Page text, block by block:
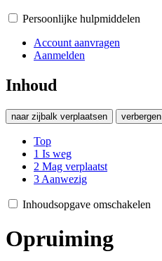
Persoonlijke hulpmiddelen
Account aanvragen
Aanmelden
Inhoud
naar zijbalk verplaatsen verbergen
Top
1 Is weg
2 Mag verplaatst
3 Aanwezig
Inhoudsopgave omschakelen
Opruiming